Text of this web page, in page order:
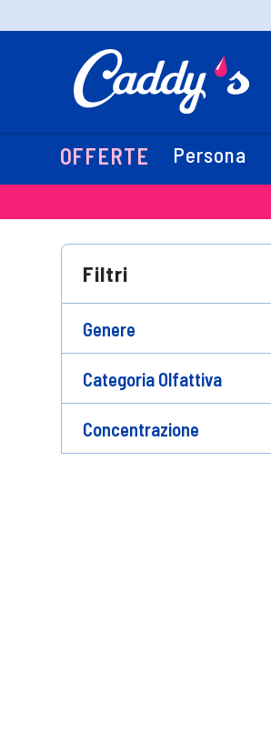
OFFERTE Persona
Filtri
Genere
Categoria Olfattiva
Concentrazione